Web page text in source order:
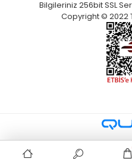
Bilgileriniz 256bit SSL
Copyright © 2022